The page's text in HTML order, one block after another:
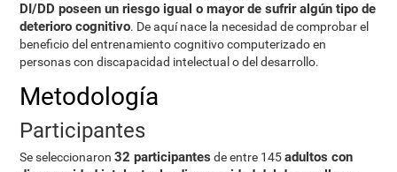
DI/DD poseen un riesgo igual o mayor de sufrir algún tipo de
deterioro cognitivo. De aquí nace la necesidad de comprobar el
beneficio del entrenamiento cognitivo computerizado en
personas con discapacidad intelectual o del desarrollo.
Metodología
Participantes
Se seleccionaron32 participantes de entre 145adultos con